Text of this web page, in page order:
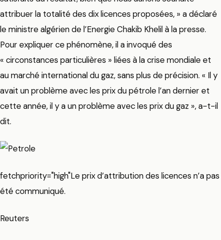
attribuer la totalité des dix licences proposées, » a déclaré
le ministre algérien de l’Energie Chakib Khelil à la presse.
Pour expliquer ce phénomène, il a invoqué des
« circonstances particulières » liées à la crise mondiale et
au marché international du gaz, sans plus de précision. « Il y
avait un problème avec les prix du pétrole l’an dernier et
cette année, il y a un problème avec les prix du gaz », a-t-il
dit.
fetchpriority="high"Le prix d’attribution des licences n’a pas
été communiqué.
Reuters